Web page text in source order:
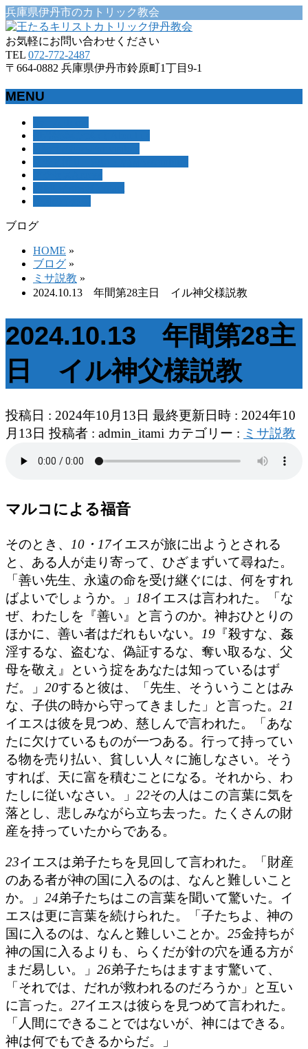
兵庫県伊丹市のカトリック教会
お気軽にお問い合わせください
TEL 072-772-2487
〒664-0882 兵庫県伊丹市鈴原町1丁目9-1
MENU
す
ブログ
HOME »
ブログ »
ミサ説教 »
2024.10.13 年間第28主日 イル神父様説教
2024.10.13 年間第28主
日 イル神父様説教
投稿日 : 2024年10月13日 最終更新日時 : 2024年10
月13日 投稿者 : admin_itami カテゴリー : ミサ説教
マルコによる福音
そのとき、 10・17イエスが旅に出ようとされる
と、ある人が走り寄って、ひざまずいて尋ねた。
「善い先生、永遠の命を受け継ぐには、何をすれ
ばよいでしょうか。」 18イエスは言われた。「な
ぜ、わたしを『善い』と言うのか。神おひとりの
ほかに、善い者はだれもいない。 19 『殺すな、姦
淫するな、盗むな、偽証するな、奪い取るな、父
母を敬え』という掟をあなたは知っているはず
だ。」 20すると彼は、「先生、そういうことはみ
な、子供の時から守ってきました」と言った。 21
イエスは彼を見つめ、慈しんで言われた。「あな
たに欠けているものが一つある。行って持ってい
る物を売り払い、貧しい人々に施しなさい。そう
すれば、天に富を積むことになる。それから、わ
たしに従いなさい。」 22その人はこの言葉に気を
落とし、悲しみながら立ち去った。たくさんの財
産を持っていたからである。
23イエスは弟子たちを見回して言われた。「財産
のある者が神の国に入るのは、なんと難しいこと
か。」 24弟子たちはこの言葉を聞いて驚いた。イ
エスは更に言葉を続けられた。「子たちよ、神の
国に入るのは、なんと難しいことか。 25金持ちが
神の国に入るよりも、らくだが針の穴を通る方が
まだ易しい。」 26弟子たちはますます驚いて、
「それでは、だれが救われるのだろうか」と互い
に言った。 27イエスは彼らを見つめて言われた。
「人間にできることではないが、神にはできる。
神は何でもできるからだ。」